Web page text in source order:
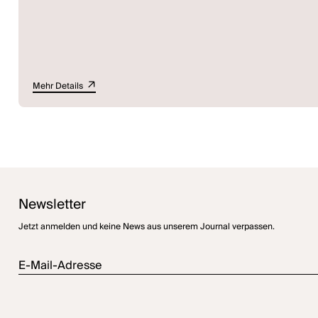
Mehr Details
Newsletter
Jetzt anmelden und keine News aus unserem Journal verpassen.
E-Mail-Adresse